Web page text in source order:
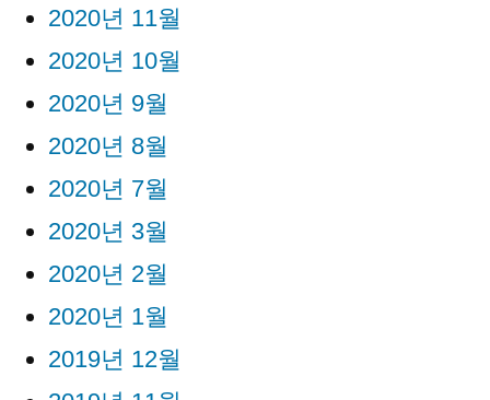
2020년 11월
2020년 10월
2020년 9월
2020년 8월
2020년 7월
2020년 3월
2020년 2월
2020년 1월
2019년 12월